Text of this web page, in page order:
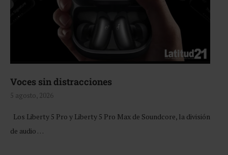
Voces sin distracciones
5 agosto, 2026
Los Liberty 5 Pro y Liberty 5 Pro Max de Soundcore, la división
de audio …